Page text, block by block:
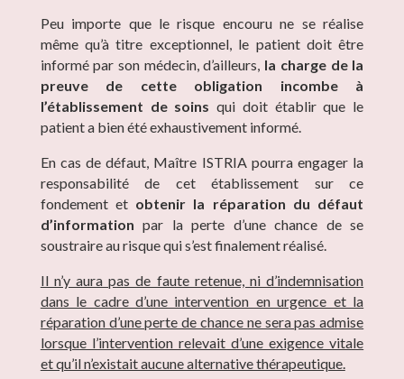
Peu importe que le risque encouru ne se réalise
même qu’à titre exceptionnel, le patient doit être
informé par son médecin, d’ailleurs, la charge de la
preuve de cette obligation incombe à
l’établissement de soins qui doit établir que le
patient a bien été exhaustivement informé.
En cas de défaut, Maître ISTRIA pourra engager la
responsabilité de cet établissement sur ce
fondement et obtenir la réparation du défaut
d’information par la perte d’une chance de se
soustraire au risque qui s’est finalement réalisé.
Il n’y aura pas de faute retenue, ni d’indemnisation
dans le cadre d’une intervention en urgence et la
réparation d’une perte de chance ne sera pas admise
lorsque l’intervention relevait d’une exigence vitale
et qu’il n’existait aucune alternative thérapeutique.